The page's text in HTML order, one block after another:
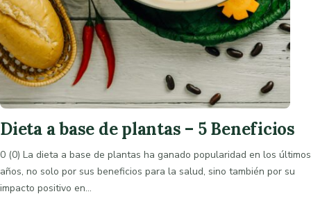
Dieta a base de plantas – 5 Beneficios
0 (0) La dieta a base de plantas ha ganado popularidad en los últimos
años, no solo por sus beneficios para la salud, sino también por su
impacto positivo en…